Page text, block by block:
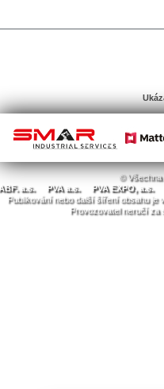
© Všechna
ABF. a.s.
PVA a.s.
PVA EXPO, a.s.
Publikování nebo další šíření obsahu
Provozovatel neručí za